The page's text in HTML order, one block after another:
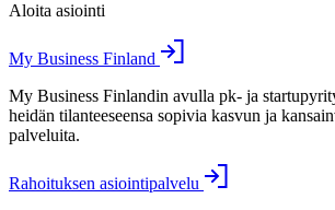
Aloita asiointi
My Business Finland
My Business Finlandin avulla pk- ja
heidän tilanteeseensa sopivia kasvun ja
palveluita.
Rahoituksen asiointipalvelu